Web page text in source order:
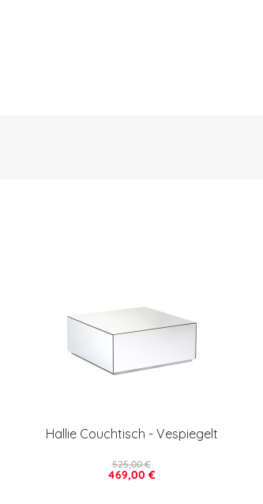
Hallie Couchtisch - Vespiegelt
469,00 €
525,00 €